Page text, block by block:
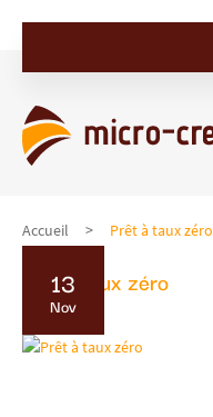
Accueil Prêt à taux zéro
Prêt à taux zéro
13
Nov